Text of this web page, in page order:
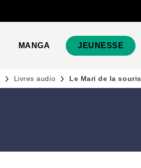
MANGA JEUNESSE
Livres audio Le Mari de la souris